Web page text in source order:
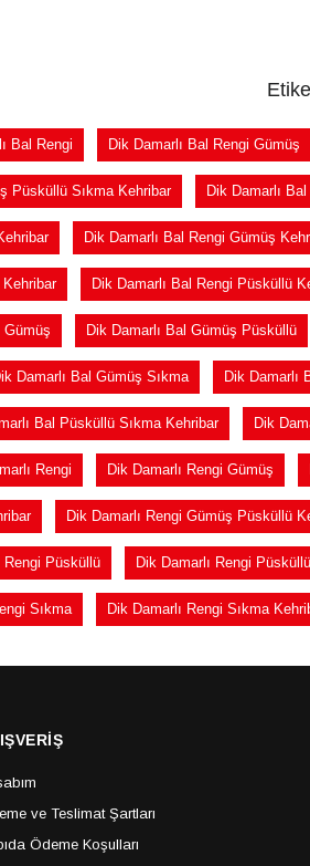
Bal Rengi Dik Damarlı Bal Rengi Gümüş
Püsküllü Sıkma Kehribar Dik Damarlı
Dik Damarlı Bal Rengi Gümüş
Dik Damarlı Bal Rengi Püsküllü
Gümüş Dik Damarlı Bal Gümüş Püsküllü
Damarlı Bal Gümüş Sıkma Dik Damarlı
Bal Püsküllü Sıkma Kehribar Dik
Rengi Dik Damarlı Rengi Gümüş
Dik Damarlı Rengi Gümüş Püsküllü
Rengi Püsküllü Dik Damarlı Rengi
Sıkma Dik Damarlı Rengi Sıkma
ve Teslimat Şartları
Ödeme Koşulları